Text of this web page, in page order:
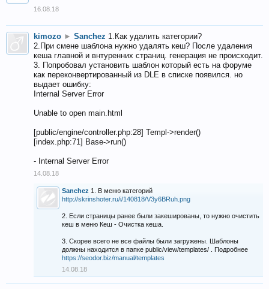
16.08.18
kimozo ► Sanchez 1.Как удалить категории?
2.При смене шаблона нужно удалять кеш? После удаления
кеша главной и внтуренних страниц. генерация не происходит.
3. Попробовал установить шаблон который есть на форуме
как переконвертированный из DLE в списке появился. но
выдает ошибку:
Internal Server Error
Unable to open main.html
[public/engine/controller.php:28] Templ->render()
[index.php:71] Base->run()
- Internal Server Error
14.08.18
Sanchez 1. В меню категорий
http://skrinshoter.ru/i/140818/V3y6BRuh.png
2. Если страницы ранее были закешированы, то нужно очистить
кеш в меню Кеш - Очистка кеша.
3. Скорее всего не все файлы были загружены. Шаблоны
должны находится в папке public/view/templates/ . Подробнее
https://seodor.biz/manual/templates
14.08.18